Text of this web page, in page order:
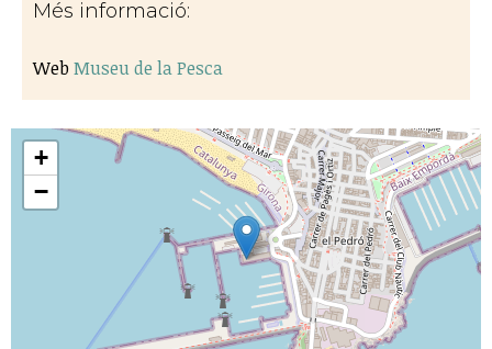
Més informació:
WebMuseu de la Pesca
+
−